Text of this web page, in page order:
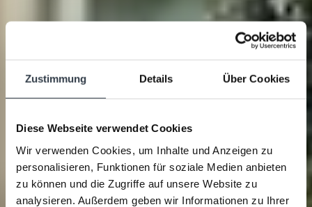
Zustimmung Details Über Cookies
Diese Webseite verwendet Cookies
Wir verwenden Cookies, um Inhalte und Anzeigen zu
personalisieren, Funktionen für soziale Medien anbieten
zu können und die Zugriffe auf unsere Website zu
analysieren. Außerdem geben wir Informationen zu Ihrer